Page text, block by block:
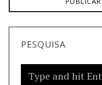
PESQUISA